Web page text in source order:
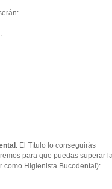
. El Título lo conseguirás
para que puedas superar
como Higienista Bucodental):